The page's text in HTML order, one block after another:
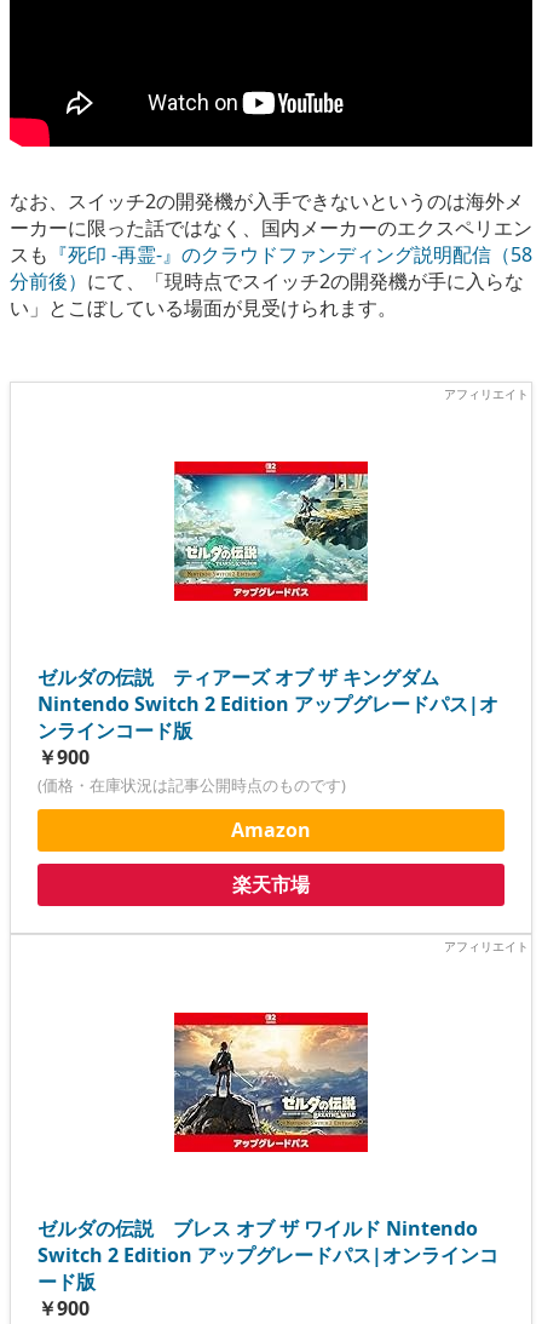
なお、スイッチ2の開発機が入手できないというのは海外メ
ーカーに限った話ではなく、国内メーカーのエクスペリエン
スも 『死印 -再霊-』のクラウドファンディング説明配信（58
分前後） にて、「現時点でスイッチ2の開発機が手に入らな
い」とこぼしている場面が見受けられます。
ゼルダの伝説 ティアーズ オブ ザ キングダム
Nintendo Switch 2 Edition アップグレードパス|オ
ンラインコード版
￥900
(価格・在庫状況は記事公開時点のものです)
Amazon
楽天市場
ゼルダの伝説 ブレス オブ ザ ワイルド Nintendo
Switch 2 Edition アップグレードパス|オンラインコ
ード版
￥900